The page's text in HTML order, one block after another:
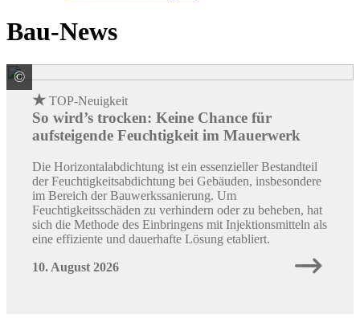
Bau-News
© Sopro Bauchemie GmbH
★ TOP-Neuigkeit
So wird’s trocken: Keine Chance für
aufsteigende Feuchtigkeit im Mauerwerk
Die Horizontalabdichtung ist ein essenzieller Bestandteil
der Feuchtigkeitsabdichtung bei Gebäuden, insbesondere
im Bereich der Bauwerkssanierung. Um
Feuchtigkeitsschäden zu verhindern oder zu beheben, hat
sich die Methode des Einbringens mit Injektionsmitteln als
eine effiziente und dauerhafte Lösung etabliert.
10. August 2026